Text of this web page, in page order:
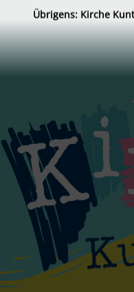
Übrigens: Kirche